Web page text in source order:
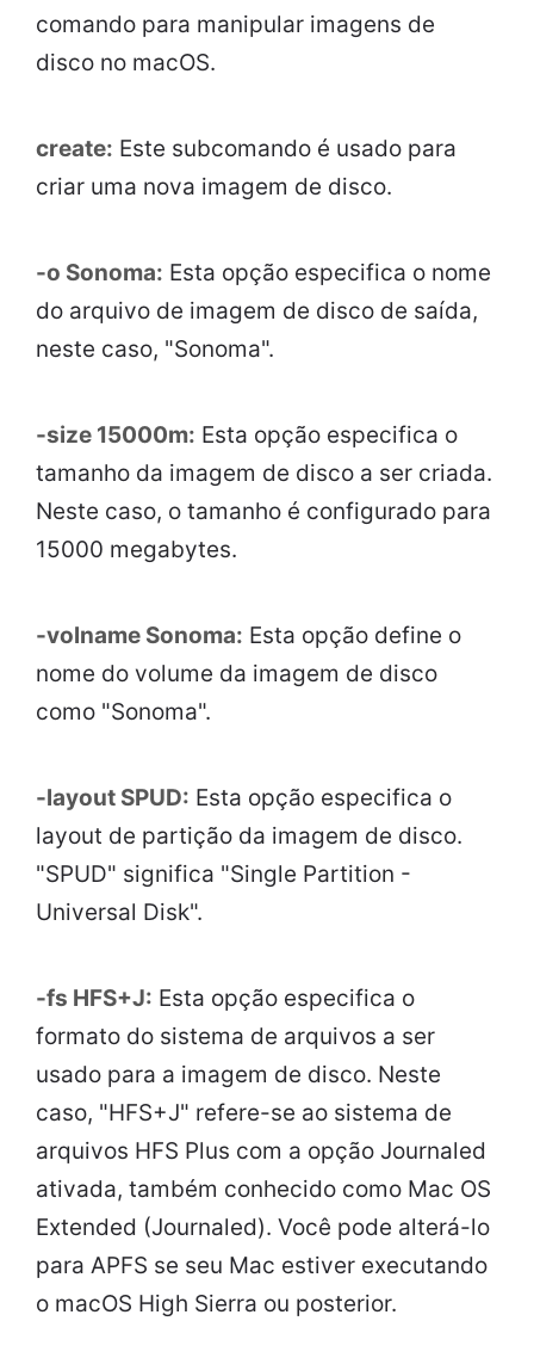
comando para manipular imagens de
disco no macOS.
create: Este subcomando é usado para
criar uma nova imagem de disco.
-o Sonoma: Esta opção especifica o nome
do arquivo de imagem de disco de saída,
neste caso, "Sonoma".
-size 15000m: Esta opção especifica o
tamanho da imagem de disco a ser criada.
Neste caso, o tamanho é configurado para
15000 megabytes.
-volname Sonoma: Esta opção define o
nome do volume da imagem de disco
como "Sonoma".
-layout SPUD: Esta opção especifica o
layout de partição da imagem de disco.
"SPUD" significa "Single Partition -
Universal Disk".
-fs HFS+J: Esta opção especifica o
formato do sistema de arquivos a ser
usado para a imagem de disco. Neste
caso, "HFS+J" refere-se ao sistema de
arquivos HFS Plus com a opção Journaled
ativada, também conhecido como Mac OS
Extended (Journaled). Você pode alterá-lo
para APFS se seu Mac estiver executando
o macOS High Sierra ou posterior.